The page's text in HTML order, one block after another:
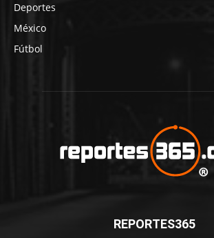
Deportes
México
Fútbol
REPORTES365